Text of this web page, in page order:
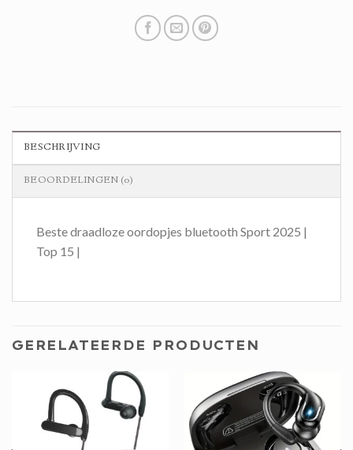
BESCHRIJVING
BEOORDELINGEN (0)
Beste draadloze oordopjes bluetooth Sport 2025 |
Top 15 |
GERELATEERDE PRODUCTEN